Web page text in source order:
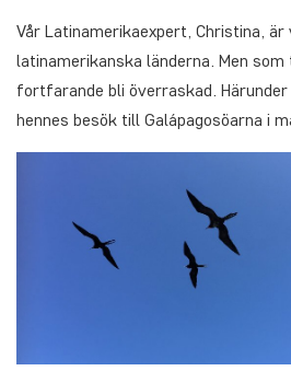
Vår Latinamerikaexpert, Christina, är
latinamerikanska länderna. Men som
fortfarande bli överraskad. Härunder
hennes besök till Galápagosöarna i